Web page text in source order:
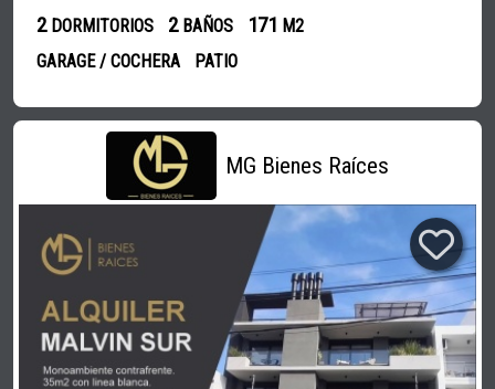
2DORMITORIOS 2BAÑOS 171 M2
GARAGE / COCHERA
PATIO
MG Bienes Raíces